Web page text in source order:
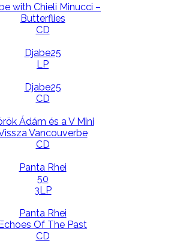
with Chieli Minucci –
Butterflies
CD
Djabe25
LP
Djabe25
CD
Ádám és a V Mini
Vancouverbe
CD
Panta Rhei
50
3LP
Panta Rhei
Of The Past
CD